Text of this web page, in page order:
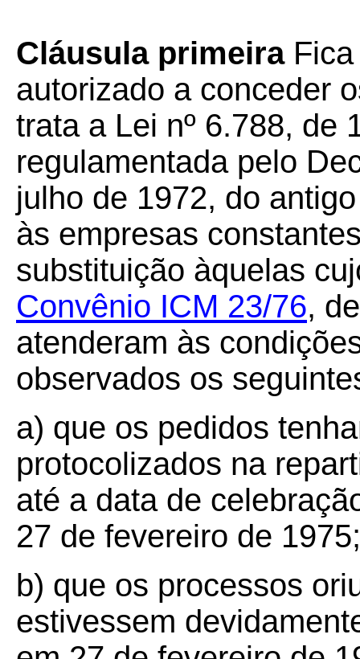
Cláusula primeira
autorizado a conceder
trata a Lei nº 6.788, de
regulamentada pelo
julho de 1972, do
às empresas
substituição àquelas
Convênio ICM 23/76,
atenderam às
observados os
a) que os pedidos
protocolizados na
até a data de
27 de fevereiro de 1975;
b) que os processos
estivessem